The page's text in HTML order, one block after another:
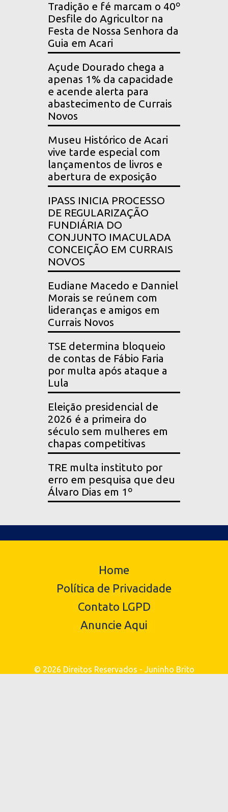
Tradição e fé marcam o 40º
Desfile do Agricultor na
Festa de Nossa Senhora da
Guia em Acari
Açude Dourado chega a
apenas 1% da capacidade
e acende alerta para
abastecimento de Currais
Novos
Museu Histórico de Acari
vive tarde especial com
lançamentos de livros e
abertura de exposição
IPASS INICIA PROCESSO
DE REGULARIZAÇÃO
FUNDIÁRIA DO
CONJUNTO IMACULADA
CONCEIÇÃO EM CURRAIS
NOVOS
Eudiane Macedo e Danniel
Morais se reúnem com
lideranças e amigos em
Currais Novos
TSE determina bloqueio
de contas de Fábio Faria
por multa após ataque a
Lula
Eleição presidencial de
2026 é a primeira do
século sem mulheres em
chapas competitivas
TRE multa instituto por
erro em pesquisa que deu
Álvaro Dias em 1º
Home
Política de Privacidade
Contato LGPD
Anuncie Aqui
© 2026 Direitos Reservados - Juninho Brito